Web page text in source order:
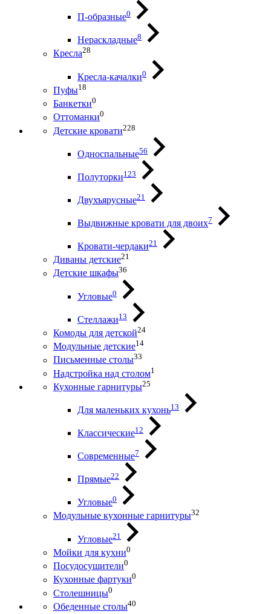
П-образные0
Нераскладные8
Кресла28
Кресла-качалки0
Пуфы18
Банкетки0
Оттоманки0
Детские кровати228
Односпальные56
Полуторки123
Двухъярусные21
Выдвижные кровати для двоих7
Кровати-чердаки21
Диваны детские21
Детские шкафы36
Угловые0
Стеллажи13
Комоды для детской24
Модульные детские14
Письменные столы33
Надстройка над столом1
Кухонные гарнитуры25
Для маленьких кухонь13
Классические12
Современные7
Прямые22
Угловые0
Модульные кухонные гарнитуры32
Угловые21
Мойки для кухни0
Посудосушители0
Кухонные фартуки0
Столешницы0
Обеденные столы40